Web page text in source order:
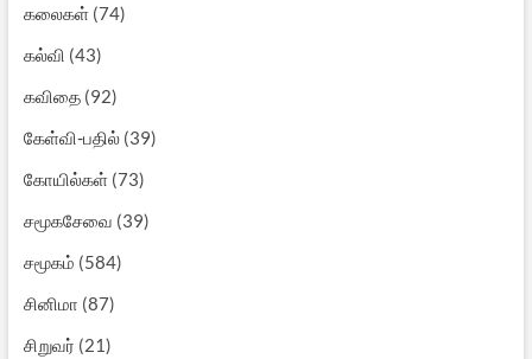
கலைகள்(74)
கல்வி (43)
கவிதை(92)
கேள்வி-பதில்(39)
கோயில்கள்(73)
சமூகசேவை (39)
சமூகம் (584)
சினிமா (87)
சிறுவர் (21)